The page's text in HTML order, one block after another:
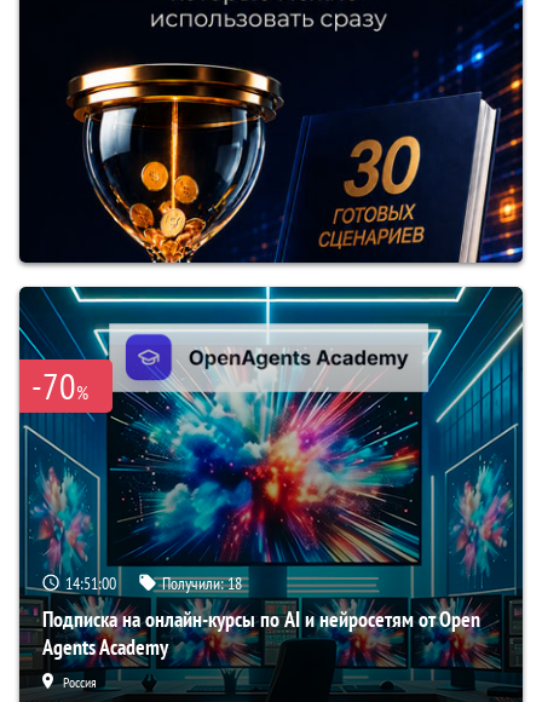
-70%
14:50:59 Получили:18
Подписка на онлайн-курсы по AI и нейросетям от Open
Agents Academy
Россия